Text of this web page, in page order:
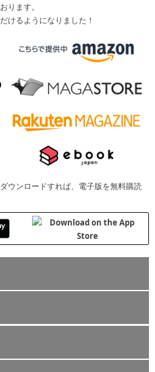
ります。
けるようになりました！
ウンロードすれば、電子版を無料購読